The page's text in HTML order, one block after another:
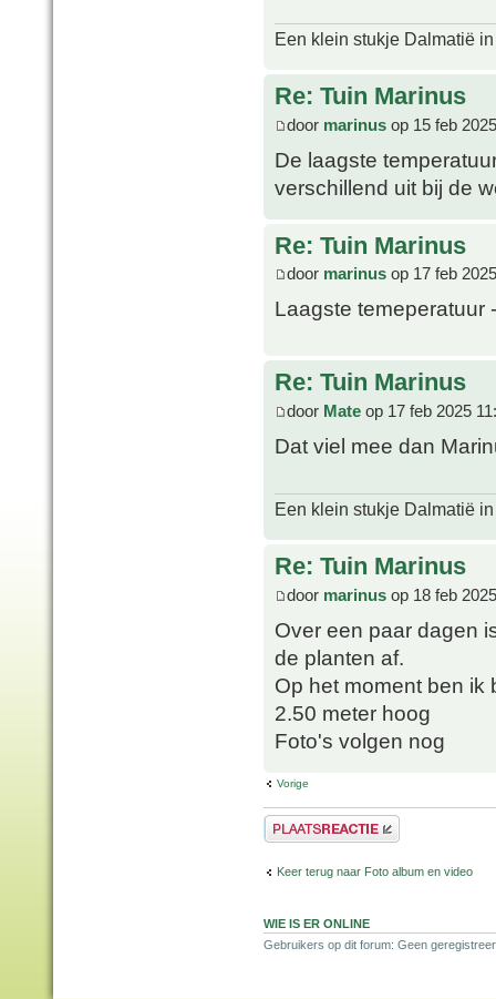
Een klein stukje Dalmatië
Re: Tuin Marinus
door marinus op 15 feb
De laagste
verschillend uit bij de
Re: Tuin Marinus
door marinus op 17 feb
Laagste temeperatuur
Re: Tuin Marinus
door Mate op 17 feb 2025
Dat viel mee dan
Een klein stukje Dalmatië
Re: Tuin Marinus
door marinus op 18 feb
Over een paar dagen
de planten af.
Op het moment ben ik
2.50 meter hoog
Foto's volgen nog
Vorige
Plaats een reactie
Keer terug naar Foto album en video
WIE IS ER ONLINE
Gebruikers op dit forum: Geen